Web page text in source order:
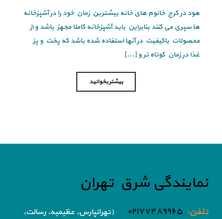
هود در کرج خانوم های خانه بیشترین زمان خود را در آشپزخانه
ها سپری می کنند بنابراین باید آشپزخانه کاملا مجهز باشد و از
محصولات باکیفیت در آنها استفاده شده باشد که پخت و پز
غذا در زمان کوتاه تر و [...]
بیشتر بخوانید
نمایندگی شرق تهران
تلفن: ۰۲۱۷۷۴۸۹۹۶۵ (تهرانپارس, عظیمیه, رسالت,